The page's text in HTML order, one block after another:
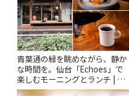
青葉通の緑を眺めながら、静か
な時間を。仙台「Echoes」で
楽しむモーニングとランチ | こ
とりっぷ